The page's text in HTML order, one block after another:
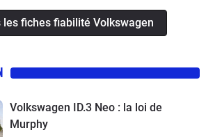
les fiches fiabilité Volkswagen
Volkswagen ID.3 Neo : la loi de
Murphy